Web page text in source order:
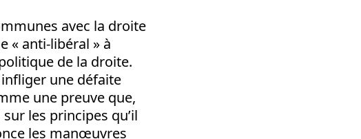
avec la droite
« anti-libéral » à
de la droite.
une défaite
une preuve que,
les principes qu’il
les manœuvres